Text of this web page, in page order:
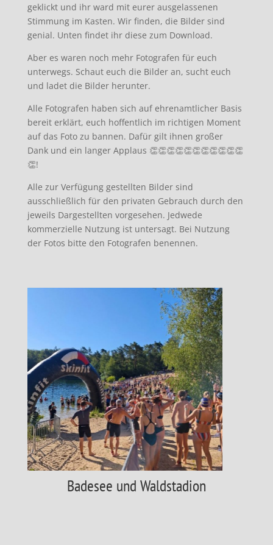
geklickt und ihr ward mit eurer ausgelassenen
Stimmung im Kasten. Wir finden, die Bilder sind
genial. Unten findet ihr diese zum Download.
Aber es waren noch mehr Fotografen für euch
unterwegs. Schaut euch die Bilder an, sucht euch
und ladet die Bilder herunter.
Alle Fotografen haben sich auf ehrenamtlicher Basis
bereit erklärt, euch hoffentlich im richtigen Moment
auf das Foto zu bannen. Dafür gilt ihnen großer
Dank und ein langer Applaus 👏👏👏👏👏👏👏👏👏👏👏
👏!
Alle zur Verfügung gestellten Bilder sind
ausschließlich für den privaten Gebrauch durch den
jeweils Dargestellten vorgesehen. Jedwede
kommerzielle Nutzung ist untersagt. Bei Nutzung
der Fotos bitte den Fotografen benennen.
Badesee und Waldstadion